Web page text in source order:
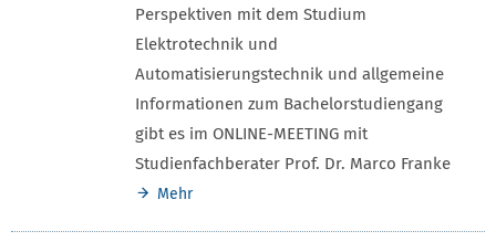
Perspektiven mit dem Studium
Elektrotechnik und
Automatisierungstechnik und allgemeine
Informationen zum Bachelorstudiengang
gibt es im ONLINE-MEETING mit
Studienfachberater Prof. Dr. Marco Franke
Mehr